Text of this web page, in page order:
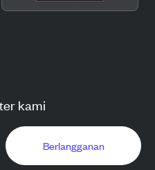
kami
Berlangganan